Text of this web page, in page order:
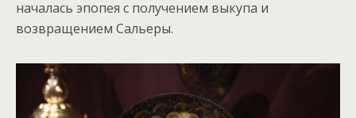
началась эпопея с получением выкупа и
возвращением Сальеры.